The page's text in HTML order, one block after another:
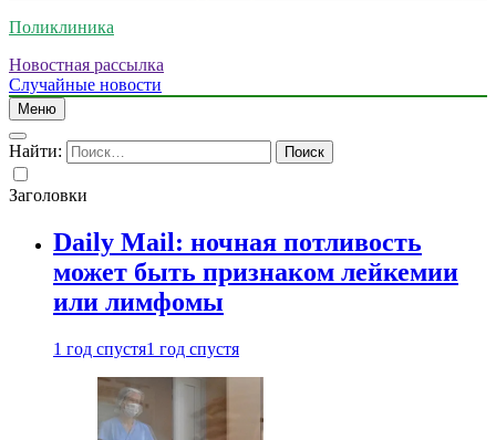
Поликлиника
Новостная рассылка
Случайные новости
Меню
Найти:
Заголовки
Daily Mail: ночная потливость
может быть признаком лейкемии
или лимфомы
1 год спустя1 год спустя